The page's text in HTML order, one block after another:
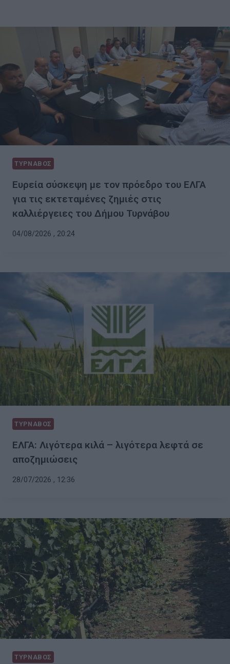
ΤΥΡΝΑΒΟΣ
Ευρεία σύσκεψη με τον πρόεδρο του ΕΛΓΑ
για τις εκτεταμένες ζημιές στις
καλλιέργειες του Δήμου Τυρνάβου
04/08/2026 , 20:24
ΤΥΡΝΑΒΟΣ
ΕΛΓΑ: Λιγότερα κιλά – λιγότερα λεφτά σε
αποζημιώσεις
28/07/2026 , 12:36
ΤΥΡΝΑΒΟΣ